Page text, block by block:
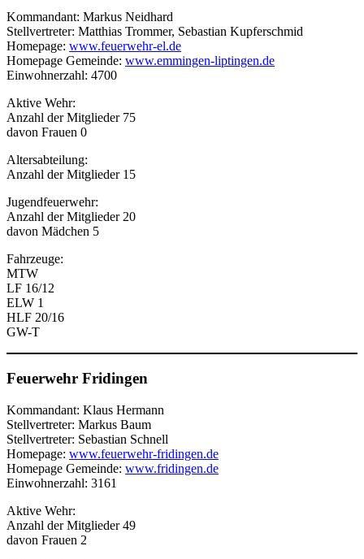
Kommandant: Markus Neidhard
Stellvertreter: Matthias Trommer, Sebastian Kupferschmid
Homepage: www.feuerwehr-el.de
Homepage Gemeinde: www.emmingen-liptingen.de
Einwohnerzahl: 4700
Aktive Wehr:
Anzahl der Mitglieder 75
davon Frauen 0
Altersabteilung:
Anzahl der Mitglieder 15
Jugendfeuerwehr:
Anzahl der Mitglieder 20
davon Mädchen 5
Fahrzeuge:
MTW
LF 16/12
ELW 1
HLF 20/16
GW-T
Feuerwehr Fridingen
Kommandant: Klaus Hermann
Stellvertreter: Markus Baum
Stellvertreter: Sebastian Schnell
Homepage: www.feuerwehr-fridingen.de
Homepage Gemeinde: www.fridingen.de
Einwohnerzahl: 3161
Aktive Wehr:
Anzahl der Mitglieder 49
davon Frauen 2